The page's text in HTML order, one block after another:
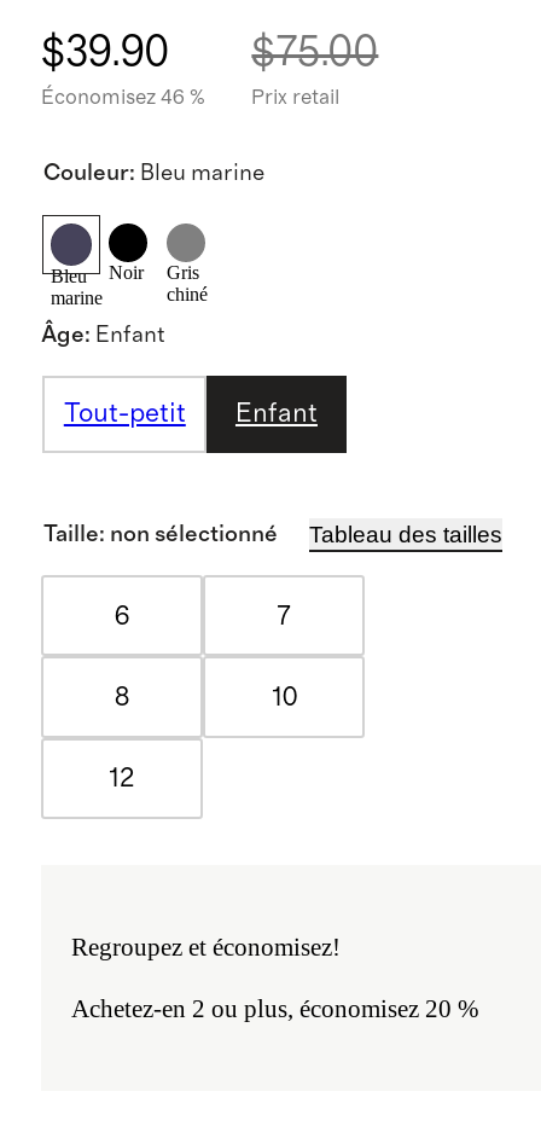
$39.90
Économisez 46 %
$75.00
Prix retail
Couleur: Bleu marine
Bleu
marine
Noir
Gris
chiné
Âge: Enfant
Tout-petit Enfant
Taille: non sélectionné Tableau des tailles
6 7
8 10
12
Regroupez et économisez!
Achetez-en 2 ou plus, économisez 20 %